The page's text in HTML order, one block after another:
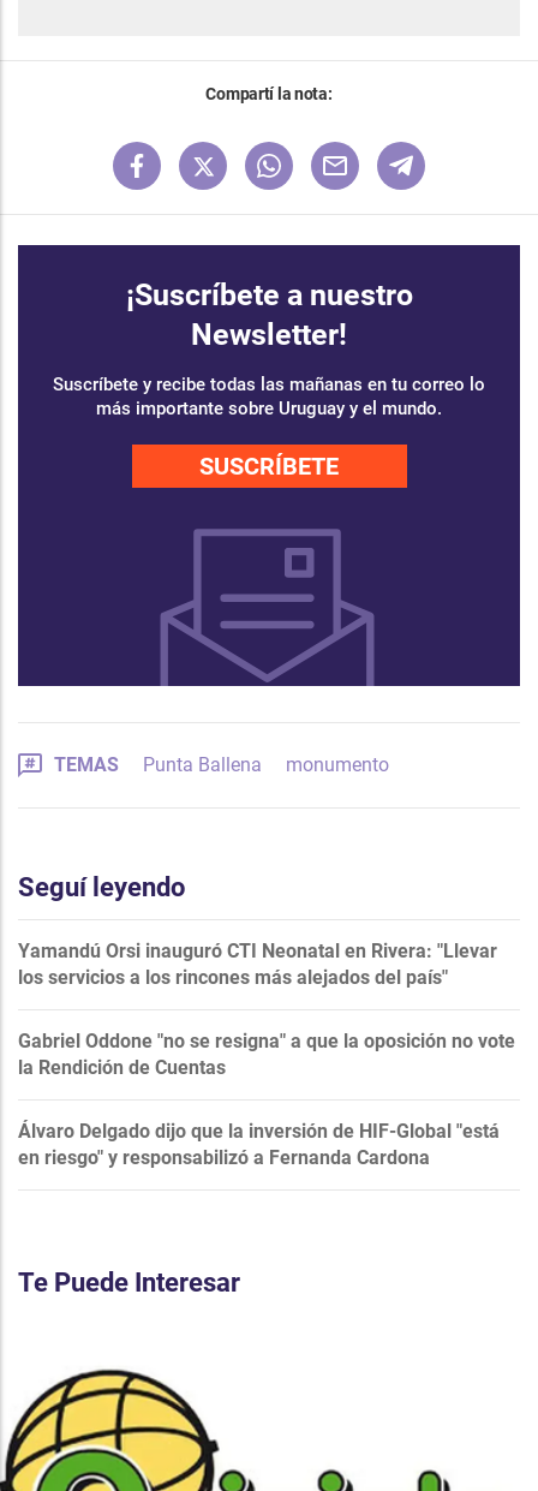
Compartí la nota:
¡Suscríbete a nuestro
Newsletter!
Suscríbete y recibe todas las mañanas en tu correo lo
más importante sobre Uruguay y el mundo.
SUSCRÍBETE
TEMAS Punta Ballena monumento
Seguí leyendo
Yamandú Orsi inauguró CTI Neonatal en Rivera: "Llevar
los servicios a los rincones más alejados del país"
Gabriel Oddone "no se resigna" a que la oposición no vote
la Rendición de Cuentas
Álvaro Delgado dijo que la inversión de HIF-Global "está
en riesgo" y responsabilizó a Fernanda Cardona
Te Puede Interesar